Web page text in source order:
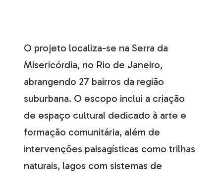
O projeto localiza-se na Serra da
Misericórdia, no Rio de Janeiro,
abrangendo 27 bairros da região
suburbana. O escopo inclui a criação
de espaço cultural dedicado à arte e
formação comunitária, além de
intervenções paisagísticas como trilhas
naturais, lagos com sistemas de